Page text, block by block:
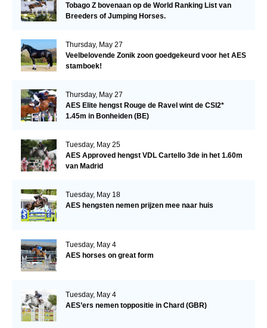
Tobago Z bovenaan op de World Ranking List van
Breeders of Jumping Horses.
Thursday, May 27
Veelbelovende Zonik zoon goedgekeurd voor het AES
stamboek!
Thursday, May 27
AES Elite hengst Rouge de Ravel wint de CSI2*
1.45m in Bonheiden (BE)
Tuesday, May 25
AES Approved hengst VDL Cartello 3de in het 1.60m
van Madrid
Tuesday, May 18
AES hengsten nemen prijzen mee naar huis
Tuesday, May 4
AES horses on great form
Tuesday, May 4
AES’ers nemen toppositie in Chard (GBR)